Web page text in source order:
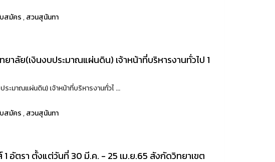
สมัคร,สวนสุนันทา
ลัย(เงินงบประมาณแผ่นดิน) เจ้าหน้าที่บริหารงานทั่วไป 1
มาณแผ่นดิน) เจ้าหน้าที่บริหารงานทั่วไ ...
สมัคร,สวนสุนันทา
อัตรา ตั้งแต่วันที่ 30 มี.ค. - 25 เม.ย.65 สังกัดวิทยาเขต